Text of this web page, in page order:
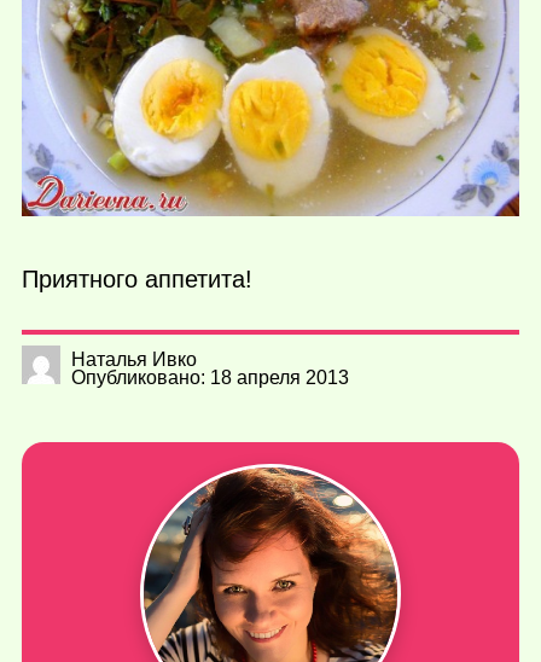
Приятного аппетита!
Наталья Ивко
Опубликовано: 18 апреля 2013